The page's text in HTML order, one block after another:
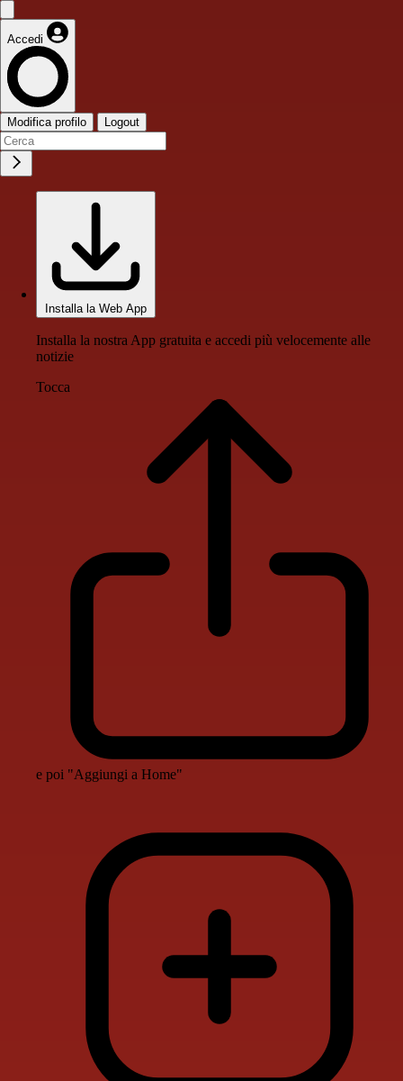
Accedi
Modifica profilo Logout
Installa la Web App
Installa la nostra App gratuita e accedi più velocemente alle
notizie
Tocca
e poi "Aggiungi a Home"